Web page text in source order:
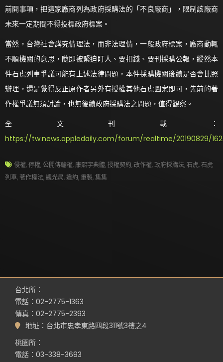
前開事項，把這家廠商列為政府採購法的「不良廠商」，限制該廠商
未來一定期間不得投標政府標案。
當然，台灣社會講究情理法，而非法理情，一般政府標案，廠商動輒
不順機關的意思，隨即被緊迫盯人、要扣錢、要刊採購公報，縱然本
件石虎列車爭議可能有上述法律問題，本件採購機關後續是否會比照
辦理，還是覺得反正原作者另外有授權其他石虎圖案即可，先前的著
作權爭議無須討論，也無後續政府採購法之問題，值得觀察。
全文刊載：
https://tw.news.appledaily.com/forum/realtime/20190829/
侵權,停權,公開傳輸權,康熙字典體,授權契約, 改作權,政府採購法,石虎,石虎
列車, 著作權法,觀光局,違約, 重製,集集
台北所：
電話：02-2775-1363
傳真：02-2775-2393
地址：台北市忠孝東路四段311號3樓之4
桃園所：
電話：03-338-3693